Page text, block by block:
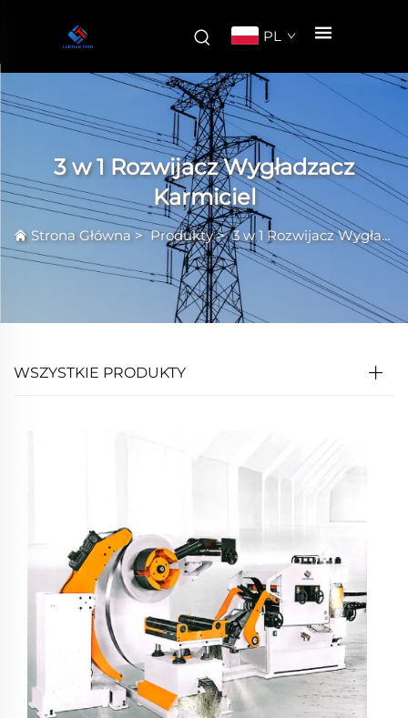
PL
3 w 1 Rozwijacz Wygładzacz
Karmiciel
Strona Główna>Produkty>3 w 1 Rozwijacz Wygładzacz Karmiciel
WSZYSTKIE PRODUKTY